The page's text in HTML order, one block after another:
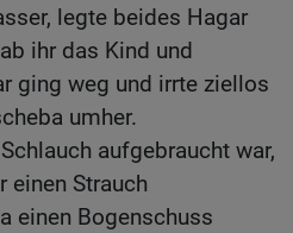
legte beides Hagar
ihr das Kind und
ging weg und irrte ziellos
umher.
aufgebraucht war,
einen Strauch
einen Bogenschuss